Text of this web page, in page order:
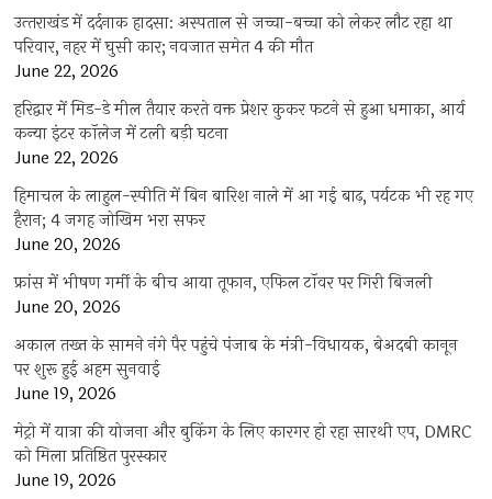
उत्‍तराखंड में दर्दनाक हादसा: अस्पताल से जच्चा-बच्चा को लेकर लौट रहा था
परिवार, नहर में घुसी कार; नवजात समेत 4 की मौत
June 22, 2026
हरिद्वार में मिड-डे मील तैयार करते वक्त प्रेशर कुकर फटने से हुआ धमाका, आर्य
कन्या इंटर कॉलेज में टली बड़ी घटना
June 22, 2026
हिमाचल के लाहुल-स्पीति में बिन बारिश नाले में आ गई बाढ़, पर्यटक भी रह गए
हैरान; 4 जगह जोखिम भरा सफर
June 20, 2026
फ्रांस में भीषण गर्मी के बीच आया तूफान, एफिल टॉवर पर गिरी बिजली
June 20, 2026
अकाल तख्त के सामने नंगे पैर पहुंचे पंजाब के मंत्री-विधायक, बेअदबी कानून
पर शुरू हुई अहम सुनवाई
June 19, 2026
मेट्रो में यात्रा की योजना और बुकिंग के लिए कारगर हो रहा सारथी एप, DMRC
को मिला प्रतिष्ठित पुरस्कार
June 19, 2026